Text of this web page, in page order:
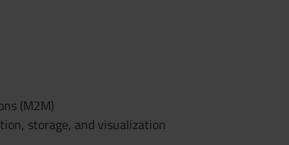
(M2M)
storage, and visualization